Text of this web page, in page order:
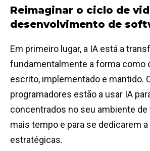
Reimaginar o ciclo de
desenvolvimento de
Em primeiro lugar, a IA está a
fundamentalmente a forma como
escrito, implementado e mantido.
programadores estão a usar IA
concentrados no seu ambiente de
mais tempo e para se dedicarem
estratégicas.